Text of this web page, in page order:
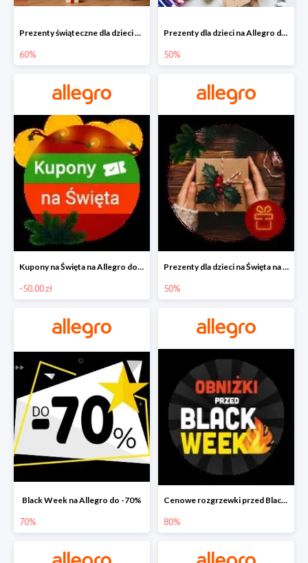
Prezenty świąteczne dla dzieci na Allegro do -60%
60%
Prezenty dla dzieci na Allegro do -50%
50%
Kupony na Święta na Allegro do -50 zł
-50.00 zł
Prezenty dla dzieci na Święta na Allegro do -50%
50%
Black Week na Allegro do -70%
70%
Cenowe rozgrzewki przed Black Friday na Allegro do -80%
80%